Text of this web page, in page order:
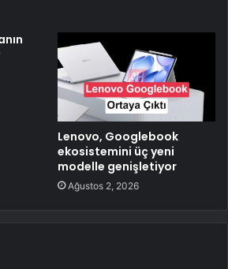
Lenovo, Googlebook
ekosistemini üç yeni
modelle genişletiyor
Ağustos 2, 2026